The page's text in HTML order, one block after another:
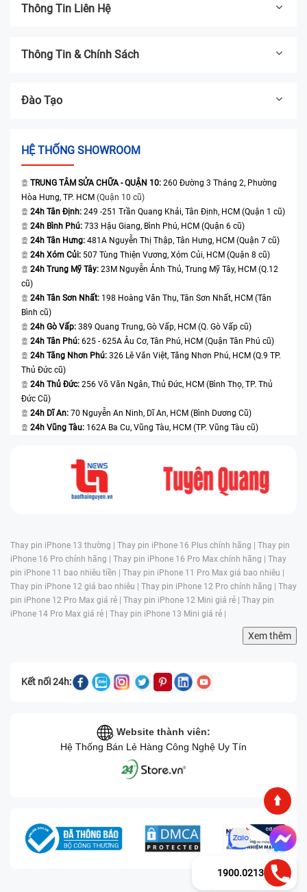
Thông Tin Liên Hệ
Thông Tin & Chính Sách
Đào Tạo
HỆ THỐNG SHOWROOM
TRUNG TÂM SỬA CHỮA - QUẬN 10: 260 Đường 3 Tháng 2, Phường
Hòa Hưng, TP. HCM (Quận 10 cũ)
24h Tân Định: 249 -251 Trần Quang Khải, Tân Định, HCM (Quận 1 cũ)
24h Bình Phú: 733 Hậu Giang, Bình Phú, HCM (Quận 6 cũ)
24h Tân Hưng: 481A Nguyễn Thị Thập, Tân Hưng, HCM (Quận 7 cũ)
24h Xóm Củi: 507 Tùng Thiện Vương, Xóm Củi, HCM (Quận 8 cũ)
24h Trung Mỹ Tây: 23M Nguyễn Ảnh Thủ, Trung Mỹ Tây, HCM (Q.12
cũ)
24h Tân Sơn Nhất: 198 Hoàng Văn Thụ, Tân Sơn Nhất, HCM (Tân
Bình cũ)
24h Gò Vấp: 389 Quang Trung, Gò Vấp, HCM (Q. Gò Vấp cũ)
24h Tân Phú: 625 - 625A Âu Cơ, Tân Phú, HCM (Quận Tân Phú cũ)
24h Tăng Nhơn Phú: 326 Lê Văn Việt, Tăng Nhơn Phú, HCM (Q.9 TP.
Thủ Đức cũ)
24h Thủ Đức: 256 Võ Văn Ngân, Thủ Đức, HCM (Bình Thọ, TP. Thủ
Đức Cũ)
24h Dĩ An: 70 Nguyễn An Ninh, Dĩ An, HCM (Bình Dương Cũ)
24h Vũng Tàu: 162A Ba Cu, Vũng Tàu, HCM (TP. Vũng Tàu cũ)
Thay pin iPhone 13 thường | Thay pin iPhone 16 Plus chính hãng | Thay pin
iPhone 16 Pro chính hãng | Thay pin iPhone 16 Pro Max chính hãng | Thay
pin iPhone 11 bao nhiêu tiền | Thay pin iPhone 11 Pro Max giá bao nhiêu |
Thay pin iPhone 12 giá bao nhiêu | Thay pin iPhone 12 Pro chính hãng | Thay
pin iPhone 12 Pro Max giá rẻ | Thay pin iPhone 12 Mini giá rẻ | Thay pin
iPhone 14 Pro Max giá rẻ | Thay pin iPhone 13 Mini giá rẻ |
Xem thêm
Kết nối 24h:
Website thành viên:
Hệ Thống Bán Lẻ Hàng Công Nghệ Uy Tín
1900.0213